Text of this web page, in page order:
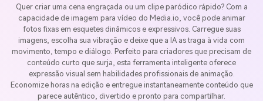
Quer criar uma cena engraçada ou um clipe paródico rápido? Com a
capacidade de imagem para vídeo do Media.io, você pode animar
fotos fixas em esquetes dinâmicos e expressivos. Carregue suas
imagens, escolha sua vibração e deixe que a IA as traga à vida com
movimento, tempo e diálogo. Perfeito para criadores que precisam de
conteúdo curto que surja, esta ferramenta inteligente oferece
expressão visual sem habilidades profissionais de animação.
Economize horas na edição e entregue instantaneamente conteúdo que
parece autêntico, divertido e pronto para compartilhar.